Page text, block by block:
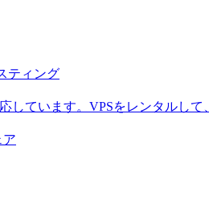
ティング
しています。VPSをレンタルして
ア